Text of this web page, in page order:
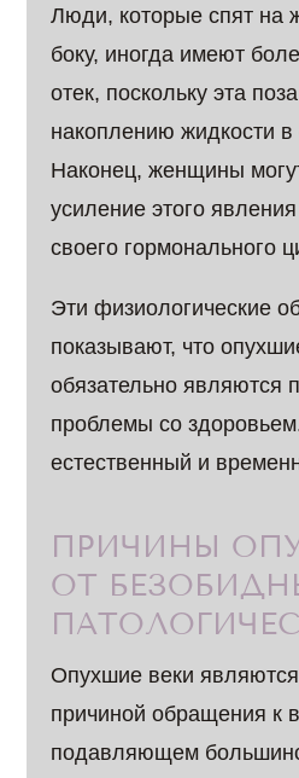
Люди, которые спят на
боку, иногда имеют
отек, поскольку эта
накоплению жидкости в
Наконец, женщины
усиление этого
своего гормонального
Эти физиологические
показывают, что
обязательно являются
проблемы со
естественный и
ПРИЧИНЫ
ОТ
Опухшие веки являются
причиной обращения к
подавляющем